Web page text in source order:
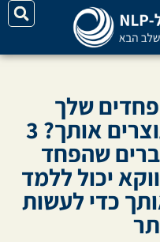
שלך
עוצרים אותך? 3
שהפחד
יכול ללמד
כדי לעשות